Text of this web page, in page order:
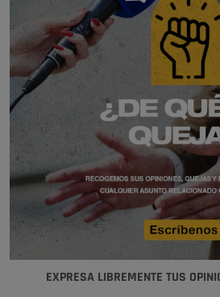
EXPRESA LIBREMENTE TUS